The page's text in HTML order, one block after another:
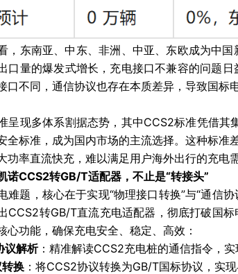
，东南亚、中东、非洲、中亚、东欧成为中
口量的爆发式增长，充电接口不兼容的问题
口不同，通信协议也存在本质差异，导致国
呈现多体系割据态势，其中CCS2标准凭借
全标准，成为国内市场的主流选择。这种标
功率直流快充，难以满足用户海外出行的充电需
诺CCS2转GB/T适配器，不止是“转接头”
难题，核心在于实现“物理接口转换”与“通信
CCS2转GB/T直流充电适配器，彻底打破国
心功能，确保充电安全、稳定、高效：
议解析：精准解读CCS2充电桩的通信指令，
换 ：将CCS2协议转换为GB/T国标协议，实